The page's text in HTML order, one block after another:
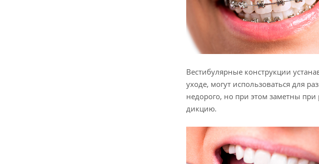
Вестибулярные конструкции
уходе, могут использоваться для
недорого, но при этом заметны при
дикцию.